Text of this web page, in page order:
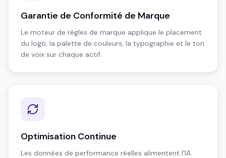
Garantie de Conformité de Marque
Le moteur de règles de marque applique le placement
du logo, la palette de couleurs, la typographie et le ton
de voix sur chaque actif.
Optimisation Continue
Les données de performance réelles alimentent l'IA.